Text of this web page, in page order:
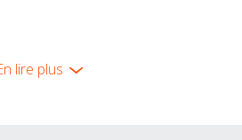
lire plus